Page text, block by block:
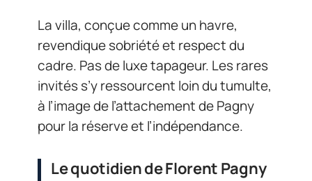
La villa, conçue comme un havre,
revendique sobriété et respect du
cadre. Pas de luxe tapageur. Les rares
invités s’y ressourcent loin du tumulte,
à l’image de l’attachement de Pagny
pour la réserve et l’indépendance.
Le quotidien de Florent Pagny